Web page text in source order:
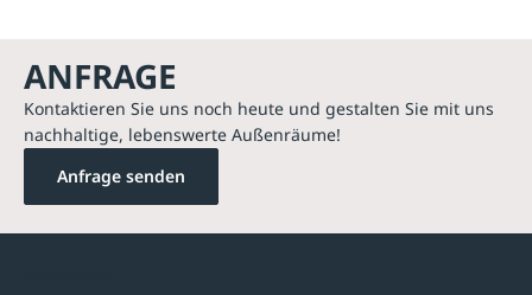
ANFRAGE
Kontaktieren Sie uns noch heute und gestalten Sie mit uns
nachhaltige, lebenswerte Außenräume!
Anfrage senden